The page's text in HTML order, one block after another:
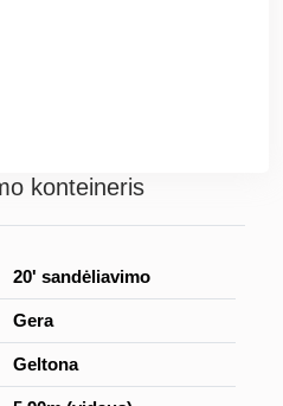
konteineris
20' sandėliavimo
Gera
Geltona